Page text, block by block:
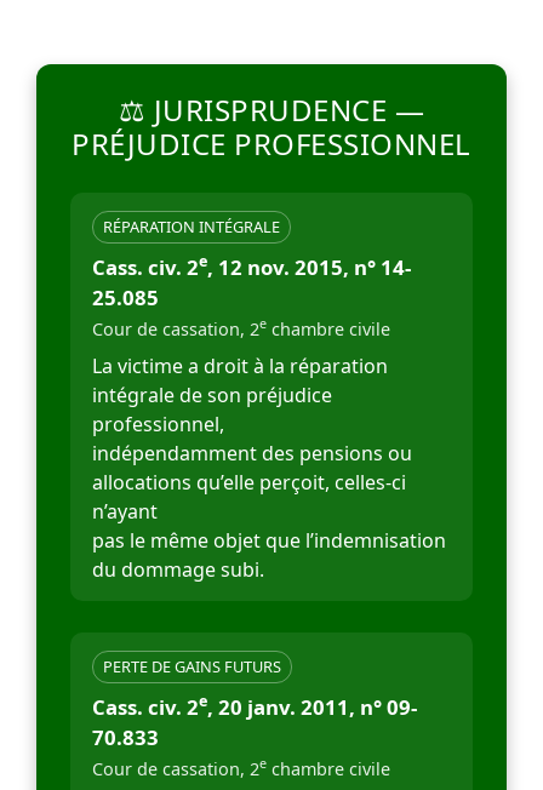
⚖️ JURISPRUDENCE —
PRÉJUDICE PROFESSIONNEL
RÉPARATION INTÉGRALE
Cass. civ. 2e, 12 nov. 2015, n° 14-
25.085
Cour de cassation, 2e chambre civile
La victime a droit à la réparation
intégrale de son préjudice
professionnel,
indépendamment des pensions ou
allocations qu’elle perçoit, celles-ci
n’ayant
pas le même objet que l’indemnisation
du dommage subi.
PERTE DE GAINS FUTURS
Cass. civ. 2e, 20 janv. 2011, n° 09-
70.833
Cour de cassation, 2e chambre civile